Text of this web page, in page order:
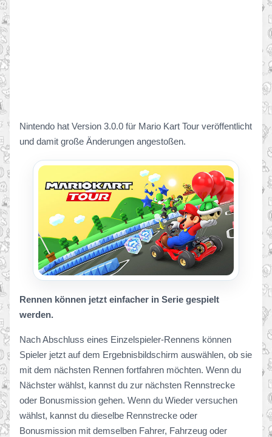
Nintendo hat Version 3.0.0 für Mario Kart Tour veröffentlicht
und damit große Änderungen angestoßen.
Rennen können jetzt einfacher in Serie gespielt
werden.
Nach Abschluss eines Einzelspieler-Rennens können
Spieler jetzt auf dem Ergebnisbildschirm auswählen, ob sie
mit dem nächsten Rennen fortfahren möchten. Wenn du
Nächster wählst, kannst du zur nächsten Rennstrecke
oder Bonusmission gehen. Wenn du Wieder versuchen
wählst, kannst du dieselbe Rennstrecke oder
Bonusmission mit demselben Fahrer, Fahrzeug oder